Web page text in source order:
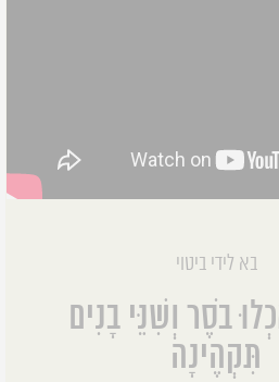
בא לידי ביטוי
בֹסֶר וְשִׁנֵּי בָנִים
תִּקְהֶינָה